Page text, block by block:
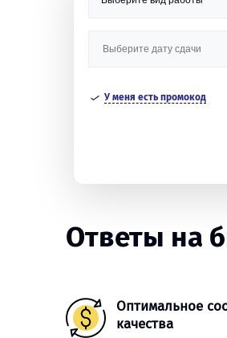
У меня есть промокод
Ответы на
Оптимальное
качества